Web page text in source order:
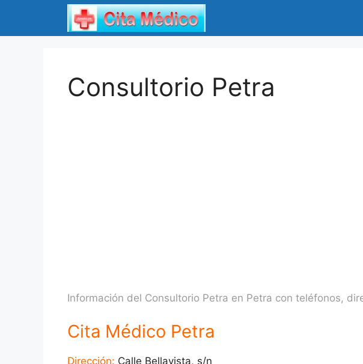
contenido
Consultorio Petra
Información del Consultorio Petra en Petra con teléfonos,
Cita Médico Petra
Dirección: Calle Bellavista, s/n